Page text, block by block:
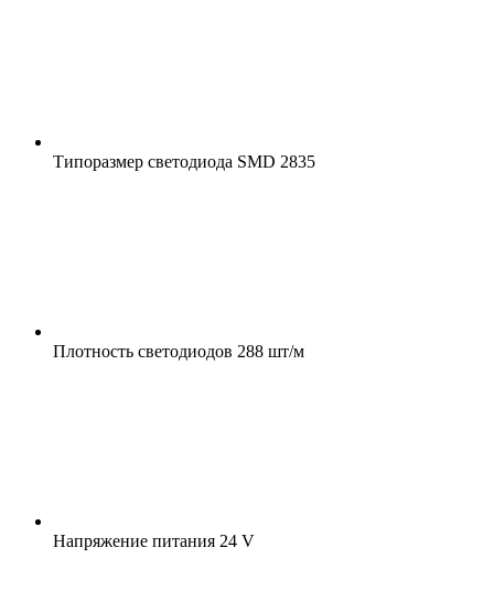
Типоразмер светодиода SMD 2835
Плотность светодиодов 288 шт/м
Напряжение питания 24 V